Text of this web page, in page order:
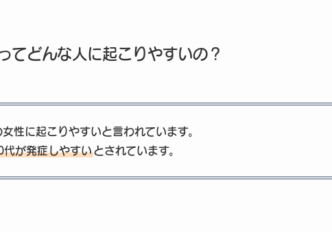
てどんな人に起こりやすいの？
性に起こりやすいと言われています。
が発症しやすいとされています。